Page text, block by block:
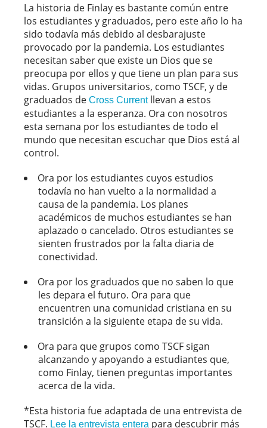
La historia de Finlay es bastante común entre
los estudiantes y graduados, pero este año lo ha
sido todavía más debido al desbarajuste
provocado por la pandemia. Los estudiantes
necesitan saber que existe un Dios que se
preocupa por ellos y que tiene un plan para sus
vidas. Grupos universitarios, como TSCF, y de
graduados de Cross Currentllevan a estos
estudiantes a la esperanza. Ora con nosotros
esta semana por los estudiantes de todo el
mundo que necesitan escuchar que Dios está al
control.
Ora por los estudiantes cuyos estudios
todavía no han vuelto a la normalidad a
causa de la pandemia. Los planes
académicos de muchos estudiantes se han
aplazado o cancelado. Otros estudiantes se
sienten frustrados por la falta diaria de
conectividad.
Ora por los graduados que no saben lo que
les depara el futuro. Ora para que
encuentren una comunidad cristiana en su
transición a la siguiente etapa de su vida.
Ora para que grupos como TSCF sigan
alcanzando y apoyando a estudiantes que,
como Finlay, tienen preguntas importantes
acerca de la vida.
*Esta historia fue adaptada de una entrevista de
TSCF. Lee la entrevista entera para descubrir más